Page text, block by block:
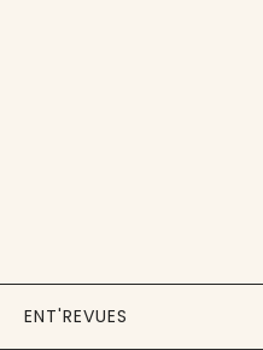
ENT'REVUES